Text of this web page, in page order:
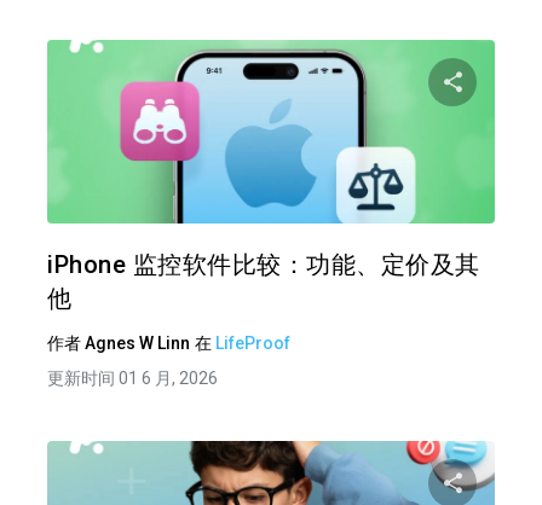
iPhone 监控软件比较：功能、定价及其
他
作者Agnes W Linn 在 LifeProof
更新时间 01 6 月, 2026